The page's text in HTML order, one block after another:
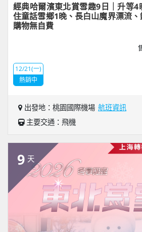
經典哈爾濱東北賞雪趣9日｜升等
住童話雪鄉1晚、長白山魔界漂流
購物無自費
12/21(一)
熱銷中
出發地：桃園國際機場 航班資訊
主要交通：飛機
9 天